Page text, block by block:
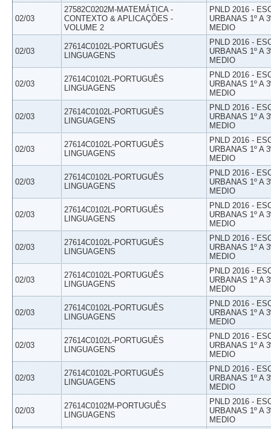
02/03
27582C0202M-MATEMÁTICA -
CONTEXTO & APLICAÇÕES -
VOLUME 2
PNLD 2016 -
URBANAS 1º A
MEDIO
02/03
27614C0102L-PORTUGUÊS
LINGUAGENS
PNLD 2016 -
URBANAS 1º A
MEDIO
02/03
27614C0102L-PORTUGUÊS
LINGUAGENS
PNLD 2016 -
URBANAS 1º A
MEDIO
02/03
27614C0102L-PORTUGUÊS
LINGUAGENS
PNLD 2016 -
URBANAS 1º A
MEDIO
02/03
27614C0102L-PORTUGUÊS
LINGUAGENS
PNLD 2016 -
URBANAS 1º A
MEDIO
02/03
27614C0102L-PORTUGUÊS
LINGUAGENS
PNLD 2016 -
URBANAS 1º A
MEDIO
02/03
27614C0102L-PORTUGUÊS
LINGUAGENS
PNLD 2016 -
URBANAS 1º A
MEDIO
02/03
27614C0102L-PORTUGUÊS
LINGUAGENS
PNLD 2016 -
URBANAS 1º A
MEDIO
02/03
27614C0102L-PORTUGUÊS
LINGUAGENS
PNLD 2016 -
URBANAS 1º A
MEDIO
02/03
27614C0102L-PORTUGUÊS
LINGUAGENS
PNLD 2016 -
URBANAS 1º A
MEDIO
02/03
27614C0102L-PORTUGUÊS
LINGUAGENS
PNLD 2016 -
URBANAS 1º A
MEDIO
02/03
27614C0102L-PORTUGUÊS
LINGUAGENS
PNLD 2016 -
URBANAS 1º A
MEDIO
02/03
27614C0102M-PORTUGUÊS
LINGUAGENS
PNLD 2016 -
URBANAS 1º A
MEDIO